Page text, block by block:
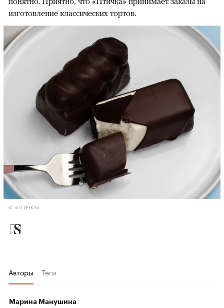
изготовление классических тортов.
© «ПТИЧКА»
Авторы Теги
Марина Манушина